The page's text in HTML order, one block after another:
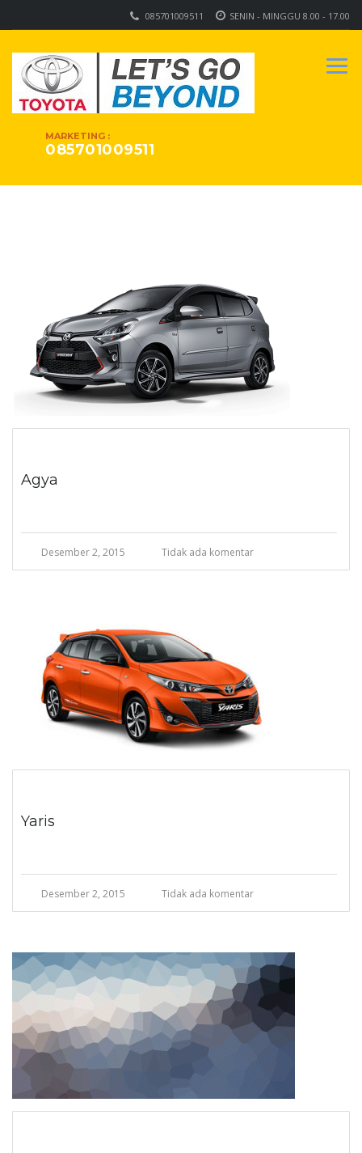
SENIN - MINGGU 8.00 - 17.00
085701009511
MARKETING :
085701009511
Agya
Desember 2, 2015 Tidak ada komentar
Yaris
Desember 2, 2015 Tidak ada komentar